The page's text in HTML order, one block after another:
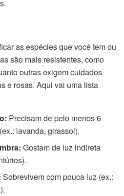
as espécies que você tem ou
são mais resistentes, como
outras exigem cuidados
e rosas. Aqui vai uma lista
Precisam de pelo menos 6
lavanda, girassol).
Gostam de luz indireta
Sobrevivem com pouca luz (ex.: